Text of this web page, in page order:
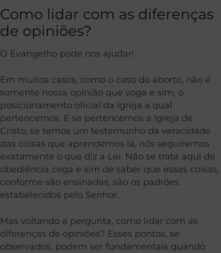
Como lidar com as diferenças
de opiniões?
O Evangelho pode nos ajudar!
Em muitos casos, como o caso do aborto, não é
somente nossa opinião que voga e sim, o
posicionamento oficial da Igreja a qual
pertencemos. E se pertencemos a Igreja de
Cristo, se temos um testemunho da veracidade
das coisas que aprendemos lá, nós seguiremos
exatamente o que diz a Lei. Não se trata aqui de
obediência cega e sim de saber que essas coisas,
conforme são ensinadas, são os padrões
estabelecidos pelo Senhor.
Mas voltando a pergunta, como lidar com as
diferenças de opiniões? Esses pontos, se
observados, podem ser fundamentais quando